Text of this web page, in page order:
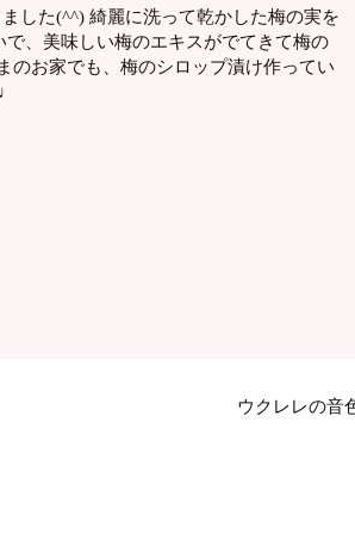
した(^^) 綺麗に洗って乾かした梅の実を
、美味しい梅のエキスがでてきて梅の
のお家でも、梅のシロップ漬け作ってい
ウクレレの音